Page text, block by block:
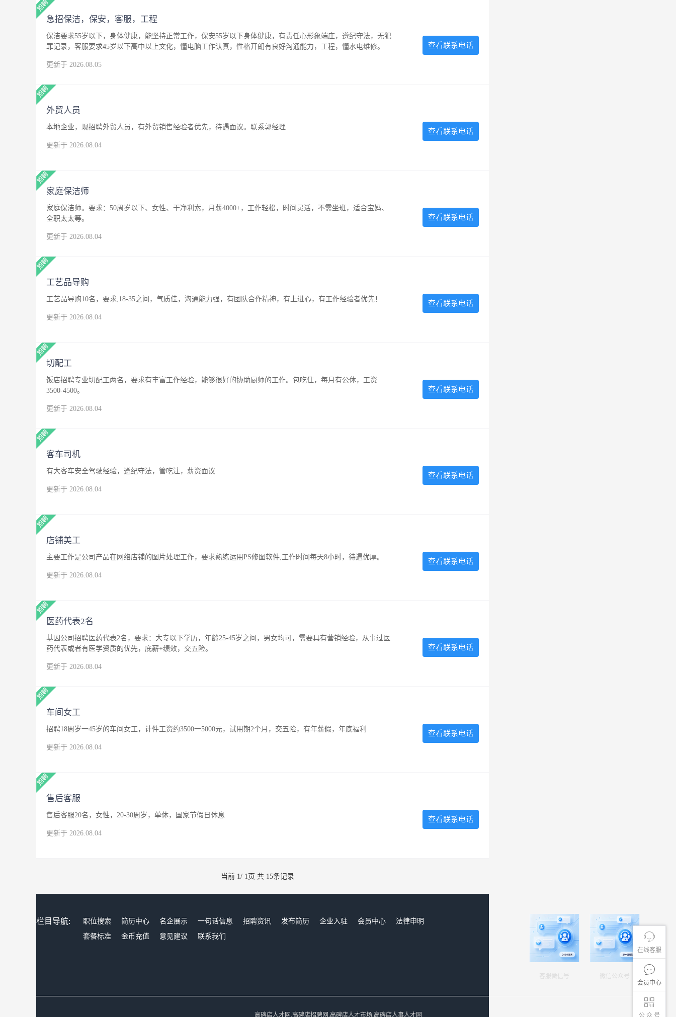
在线客服
会员中心
公 众 号
急招保洁，保安，客服，工程
保洁要求55岁以下，身体健康，能坚持正常工作，保安55岁以下身体健康，有责任心形象端庄，遵纪守法，无犯
罪记录，客服要求45岁以下高中以上文化，懂电脑工作认真，性格开朗有良好沟通能力，工程，懂水电维修。
更新于 2026.08.05
查看联系电话
外贸人员
本地企业，现招聘外贸人员，有外贸销售经验者优先，待遇面议。联系郭经理
更新于 2026.08.04
查看联系电话
家庭保洁师
家庭保洁师。要求：50周岁以下、女性、干净利索，月薪4000+，工作轻松，时间灵活，不需坐班，适合宝妈、
全职太太等。
更新于 2026.08.04
查看联系电话
工艺品导购
工艺品导购10名，要求;18-35之间，气质佳，沟通能力强，有团队合作精神，有上进心，有工作经验者优先！
更新于 2026.08.04
查看联系电话
切配工
饭店招聘专业切配工两名，要求有丰富工作经验，能够很好的协助厨师的工作。包吃住，每月有公休，工资
3500-4500。
更新于 2026.08.04
查看联系电话
客车司机
有大客车安全驾驶经验，遵纪守法，管吃注，薪资面议
更新于 2026.08.04
查看联系电话
店铺美工
主要工作是公司产品在网络店铺的图片处理工作，要求熟练运用PS修图软件,工作时间每天8小时，待遇优厚。
更新于 2026.08.04
查看联系电话
医药代表2名
基因公司招聘医药代表2名，要求：大专以下学历，年龄25-45岁之间，男女均可，需要具有营销经验，从事过医
药代表或者有医学资质的优先，底薪+绩效，交五险。
更新于 2026.08.04
查看联系电话
车间女工
招聘18周岁一45岁的车间女工，计件工资约3500一5000元，试用期2个月，交五险，有年薪假，年底福利
更新于 2026.08.04
查看联系电话
售后客服
售后客服20名，女性，20-30周岁，单休，国家节假日休息
更新于 2026.08.04
查看联系电话
当前 1/ 1页 共 15条记录
栏目导航: 职位搜索 简历中心 名企展示 一句话信息 招聘资讯 发布简历 企业入驻 会员中心
法律申明
套餐标准
金币充值 意见建议 联系我们
客服微信号
高碑店人才网,高碑店招聘网,高碑店人才市场,高碑店人事人才网